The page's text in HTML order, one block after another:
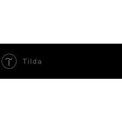
Tilda